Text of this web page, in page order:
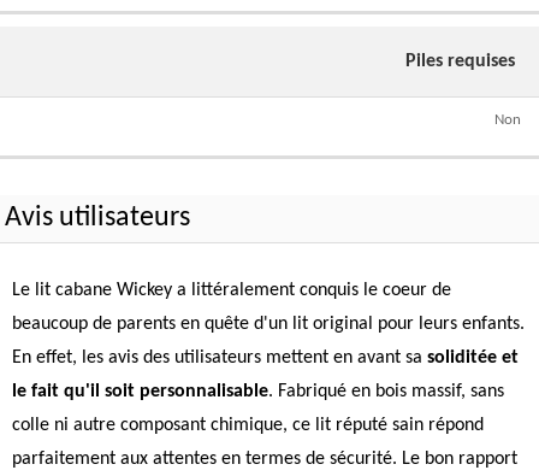
Piles requises
Non
Avis utilisateurs
Le lit cabane Wickey a littéralement conquis le coeur de
beaucoup de parents en quête d'un lit original pour leurs enfants.
En effet, les avis des utilisateurs mettent en avant sa soliditée et
le fait qu'il soit personnalisable. Fabriqué en bois massif, sans
colle ni autre composant chimique, ce lit réputé sain répond
parfaitement aux attentes en termes de sécurité. Le bon rapport